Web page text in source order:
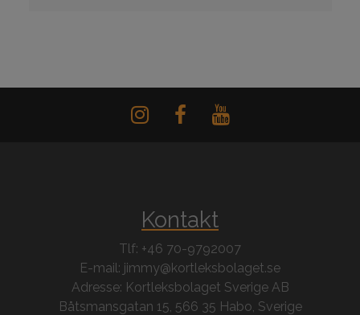
Kontakt
Tlf: +46 70-9792007
E-mail: jimmy@kortleksbolaget.se
Adresse: Kortleksbolaget Sverige AB
Båtsmansgatan 15, 566 35 Habo, Sverige